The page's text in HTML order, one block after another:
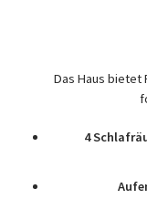
Das Haus bietet
4